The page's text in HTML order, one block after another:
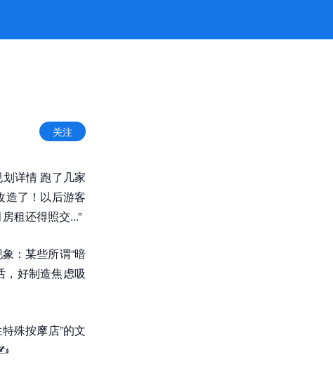
关注
详情 跑了几家
造了！以后游客
租还得照交...”
：某些所谓“暗
，好制造焦虑吸
殊按摩店”的文